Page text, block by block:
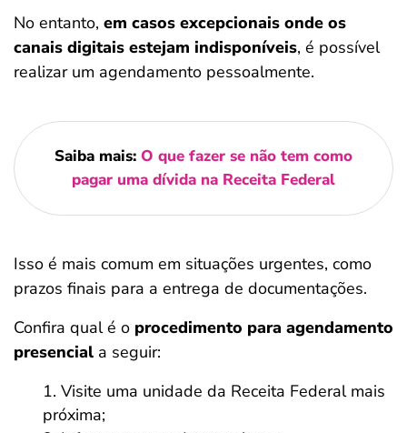
No entanto, em casos excepcionais onde os
canais digitais estejam indisponíveis, é possível
realizar um agendamento pessoalmente.
Saiba mais: O que fazer se não tem como
pagar uma dívida na Receita Federal
Isso é mais comum em situações urgentes, como
prazos finais para a entrega de documentações.
Confira qual é o procedimento para agendamento
presencial a seguir:
Visite uma unidade da Receita Federal mais
próxima;